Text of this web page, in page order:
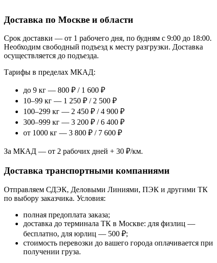
Доставка по Москве и области
Срок доставки — от 1 рабочего дня, по будням с 9:00 до 18:00.
Необходим свободный подъезд к месту разгрузки. Доставка
осуществляется до подъезда.
Тарифы в пределах МКАД:
до 9 кг — 800 ₽ / 1 600 ₽
10–99 кг — 1 250 ₽ / 2 500 ₽
100–299 кг — 2 450 ₽ / 4 900 ₽
300–999 кг — 3 200 ₽ / 6 400 ₽
от 1000 кг — 3 800 ₽ / 7 600 ₽
За МКАД — от 2 рабочих дней + 30 ₽/км.
Доставка транспортными компаниями
Отправляем СДЭК, Деловыми Линиями, ПЭК и другими ТК
по выбору заказчика. Условия:
полная предоплата заказа;
доставка до терминала ТК в Москве: для физлиц —
бесплатно, для юрлиц — 500 ₽;
стоимость перевозки до вашего города оплачивается при
получении груза.